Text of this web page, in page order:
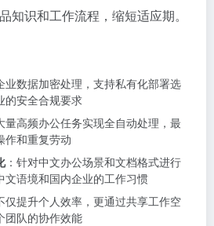
知识和工作流程，缩短适应期。
业数据加密处理，支持私有化部署选
的安全合规要求
量高频办公任务实现全自动处理，最
作和重复劳动
：针对中文办公场景和文档格式进行
文语境和国内企业的工作习惯
仅提升个人效率，更通过共享工作空
团队的协作效能